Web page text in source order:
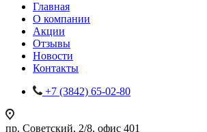
Главная
О компании
Акции
Отзывы
Новости
Контакты
+7 (3842) 65-02-80
пр. Советский, 2/8, офис 401